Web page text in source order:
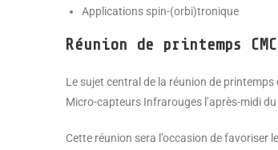
Applications spin-(orbi)tronique
Réunion de printemps
Le sujet central de la réunion de
Micro-capteurs Infrarouges l’après-midi
Cette réunion sera l’occasion de